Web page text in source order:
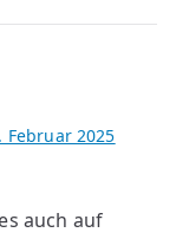
Februar 2025
auch auf